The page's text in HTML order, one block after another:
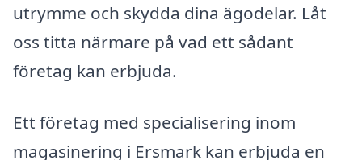
utrymme och skydda dina ägodelar. Låt
oss titta närmare på vad ett sådant
företag kan erbjuda.
Ett företag med specialisering inom
magasinering i Ersmark kan erbjuda en